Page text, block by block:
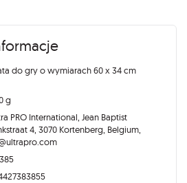
do gry o wymiarach 60 x 34 cm
g
PRO International, Jean Baptist
4, 3070 Kortenberg, Belgium,